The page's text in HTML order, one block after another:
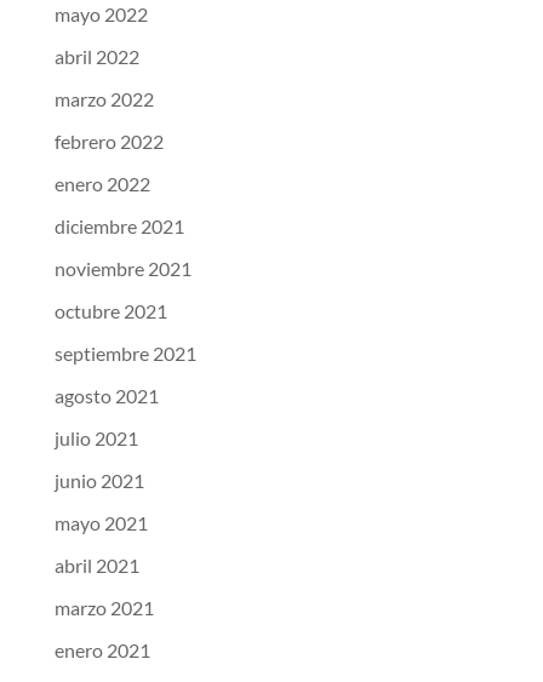
mayo 2022
abril 2022
marzo 2022
febrero 2022
enero 2022
diciembre 2021
noviembre 2021
octubre 2021
septiembre 2021
agosto 2021
julio 2021
junio 2021
mayo 2021
abril 2021
marzo 2021
enero 2021